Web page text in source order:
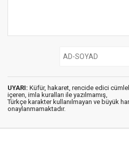
UYARI: Küfür, hakaret, rencide edici
içeren, imla kuralları ile yazılmamış,
Türkçe karakter kullanılmayan ve büyük
onaylanmamaktadır.